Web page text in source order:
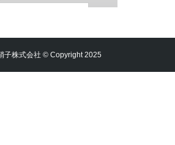
子株式会社 © Copyright 2025